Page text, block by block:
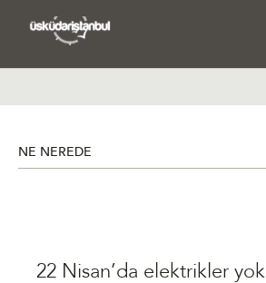
NE NEREDE
22 Nisan’da elektrikler yok